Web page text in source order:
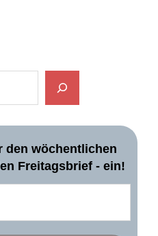
den wöchentlichen
Freitagsbrief - ein!